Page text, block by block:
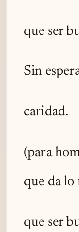
que ser
Sin
caridad.
(para
que da lo
que ser